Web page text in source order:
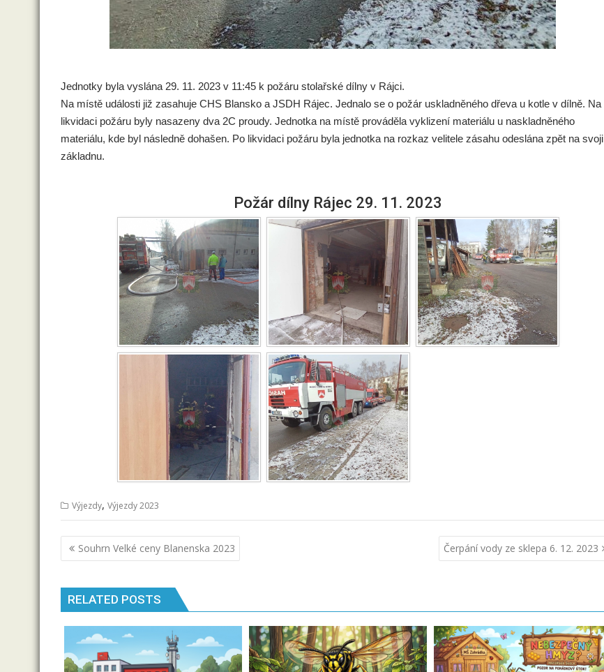
Jednotky byla vyslána 29. 11. 2023 v 11:45 k požáru stolařské dílny v Rájci.
Na místě události již zasahuje CHS Blansko a JSDH Rájec. Jednalo se o požár uskladněného dřeva u kotle v dílně. Na
likvidaci požáru byly nasazeny dva 2C proudy. Jednotka na místě prováděla vyklizení materiálu u naskladněného
materiálu, kde byl následně dohašen. Po likvidaci požáru byla jednotka na rozkaz velitele zásahu odeslána zpět na svoji
základnu.
Požár dílny Rájec 29. 11. 2023
Výjezdy, Výjezdy 2023
Navigace
pro
Souhrn Velké ceny Blanenska 2023 Čerpání vody ze sklepa 6. 12. 2023
RELATED POSTS